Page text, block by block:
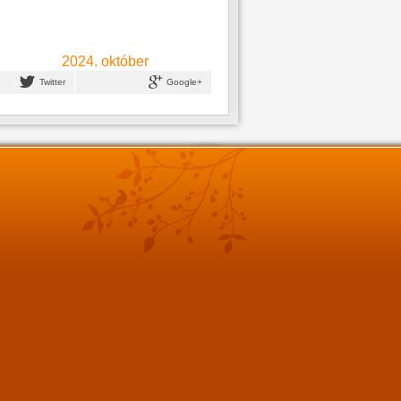
2024. október
Twitter Google+